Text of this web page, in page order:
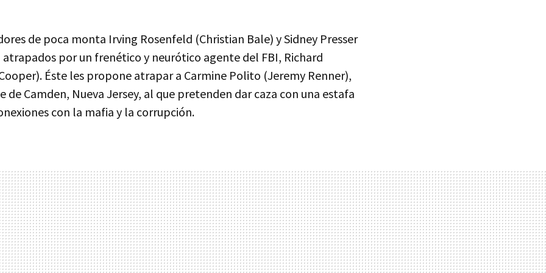
de poca monta Irving Rosenfeld (Christian Bale) y Sidney Presser
atrapados por un frenético y neurótico agente del FBI, Richard
Éste les propone atrapar a Carmine Polito (Jeremy Renner),
Camden, Nueva Jersey, al que pretenden dar caza con una estafa
con la mafia y la corrupción.